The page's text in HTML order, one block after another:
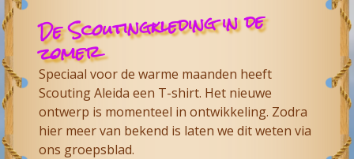
De Scoutingkleding in de
zomer
Speciaal voor de warme maanden heeft
Scouting Aleida een T-shirt. Het nieuwe
ontwerp is momenteel in ontwikkeling. Zodra
hier meer van bekend is laten we dit weten via
ons groepsblad.